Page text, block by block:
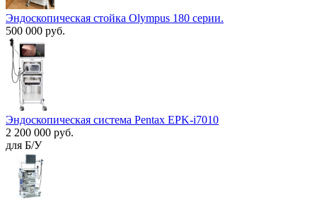
Эндоскопическая стойка Olympus 180 серии.
500 000 руб.
Эндоскопическая система Pentax EPK-i7010
2 200 000 руб.
для Б/У